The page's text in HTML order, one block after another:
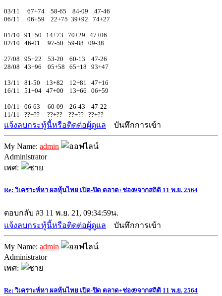
03/11 67+74 58-65 84-09 47-46
06/11 06+59 22+75 39+92 74+27
01/10 91+50 14+73 70+29 47+06
02/10 46-01 97-50 59-88 09-38
27/08 95+22 53-20 60-13 47-26
28/08 43+96 05+58 65+18 93+47
13/11 81-50 13+82 12+81 47+16
16/11 51+04 47+00 13+66 06+59
10/11 06-63 60-09 26-43 47-22
11/11 ??+?? ??+?? ??+?? ??+??
แจ้งลบกระทู้นี้หรือติดต่อผู้ดูแล บันทึกการเข้า
My Name: admin
Administrator
เพศ:
Re: วิเคราะห์หา ผลหุ้นไทย เปิด-ปิด ตลาด+ช่อง9จากสถิติ 11 พ.ย. 2564
ตอบกลับ #3 11 พ.ย. 21, 09:34:59น.
แจ้งลบกระทู้นี้หรือติดต่อผู้ดูแล
บันทึกการเข้า
My Name: admin
Administrator
เพศ:
Re: วิเคราะห์หา ผลหุ้นไทย เปิด-ปิด ตลาด+ช่อง9จากสถิติ 11 พ.ย. 2564